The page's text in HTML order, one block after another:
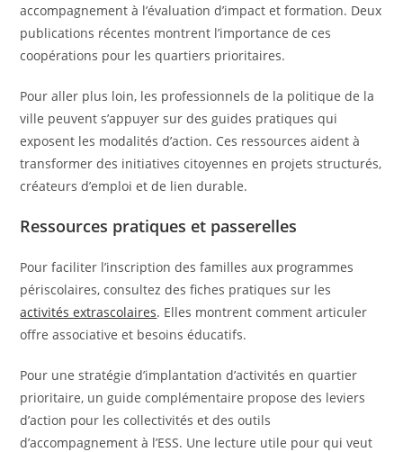
accompagnement à l’évaluation d’impact et formation. Deux
publications récentes montrent l’importance de ces
coopérations pour les quartiers prioritaires.
Pour aller plus loin, les professionnels de la politique de la
ville peuvent s’appuyer sur des guides pratiques qui
exposent les modalités d’action. Ces ressources aident à
transformer des initiatives citoyennes en projets structurés,
créateurs d’emploi et de lien durable.
Ressources pratiques et passerelles
Pour faciliter l’inscription des familles aux programmes
périscolaires, consultez des fiches pratiques sur les
activités extrascolaires. Elles montrent comment articuler
offre associative et besoins éducatifs.
Pour une stratégie d’implantation d’activités en quartier
prioritaire, un guide complémentaire propose des leviers
d’action pour les collectivités et des outils
d’accompagnement à l’ESS. Une lecture utile pour qui veut